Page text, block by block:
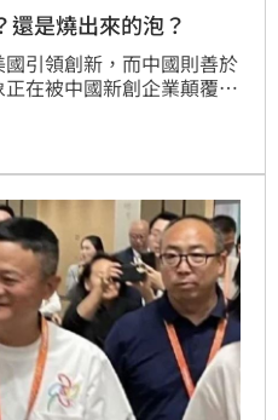
是燒出來的泡？
引領創新，而中國則善於
在被中國新創企業顛覆。
初推出推理型大語言模型
於美國同級模型動輒上億
驚業界，更導致輝達與微
過1兆美元。